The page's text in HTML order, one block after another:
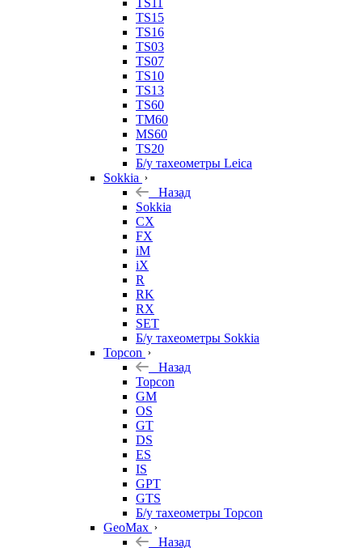
TS11
TS15
TS16
TS03
TS07
TS10
TS13
TS60
TM60
MS60
TS20
Б/у тахеометры Leica
Sokkia
Назад
Sokkia
CX
FX
iM
iX
R
RK
RX
SET
Б/у тахеометры Sokkia
Topcon
Назад
Topcon
GM
OS
GT
DS
ES
IS
GPT
GTS
Б/у тахеометры Topcon
GeoMax
Назад